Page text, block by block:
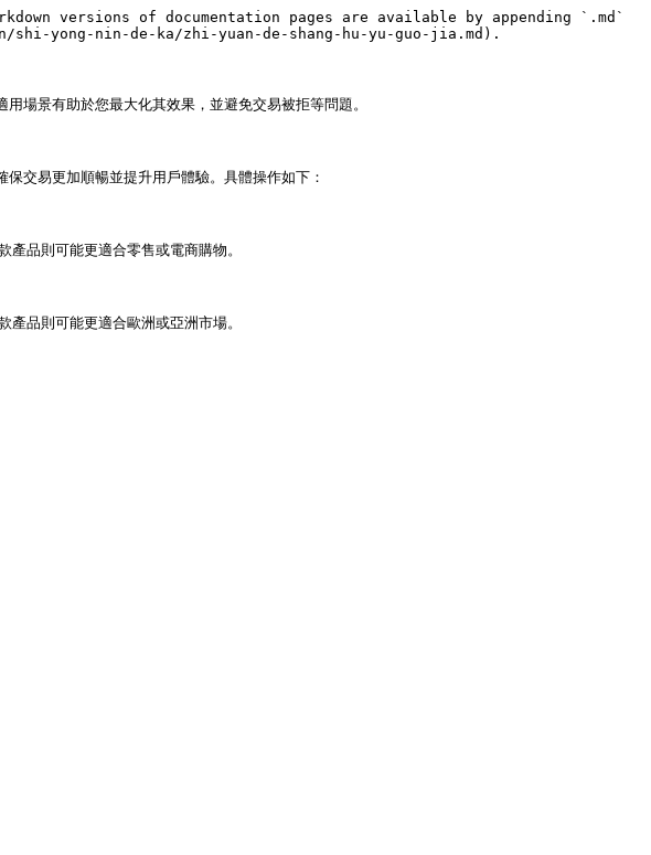
versions of documentation pages are available by appending `.md`
yong-nin-de-ka/zhi-yuan-de-shang-hu-yu-guo-jia.md).
場景有助於您最大化其效果，並避免交易被拒等問題。
交易更加順暢並提升用戶體驗。具體操作如下：
品則可能更適合零售或電商購物。
品則可能更適合歐洲或亞洲市場。